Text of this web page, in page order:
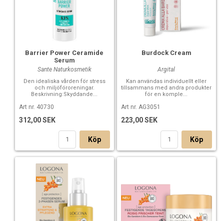
Barrier Power Ceramide
Serum
Sante Naturkosmetik
Den idealiska vården för stress
och miljöföroreningar.
Beskrivning:Skyddande...
Art nr. 40730
312,00 SEK
Köp
Burdock Cream
Argital
Kan användas individuellt eller
tillsammans med andra produkter
för en komple...
Art nr. AG3051
223,00 SEK
Köp